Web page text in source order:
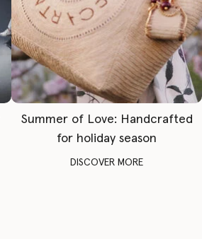
Summer of Love: Handcrafted
for holiday season
DISCOVER MORE